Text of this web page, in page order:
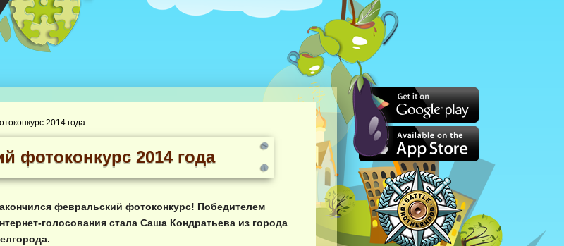
2014 года
фотоконкурс 2014 года
февральский фотоконкурс! Победителем
голосования стала Саша Кондратьева из города
.